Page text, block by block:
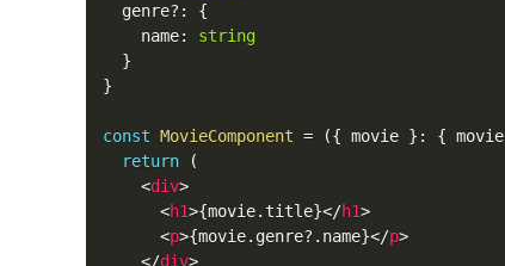
  genre
? :
{
    name
:
string
}
}
const MovieComponent = ({ movie } : { movie
return
(
<div>
<h1>{movie.title}</h1>
<p>{movie. genre?. name}</p>
</div>